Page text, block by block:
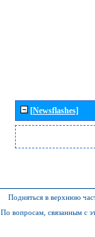
[Newsflashes]
Подняться в верхнюю
По вопросам, связанным с